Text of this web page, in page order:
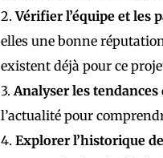
2.Vérifier l’équipe et les
elles une bonne
existent déjà pour ce
3. Analyser les tendances
l’actualité pour
4. Explorer l’historique